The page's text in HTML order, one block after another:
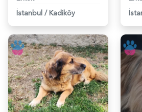
İstanbul / Kadiköy